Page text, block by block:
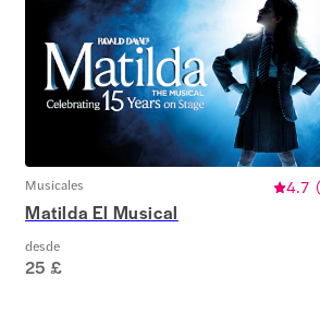
Musicales 4.7 (
Matilda El Musical
desde
25 £